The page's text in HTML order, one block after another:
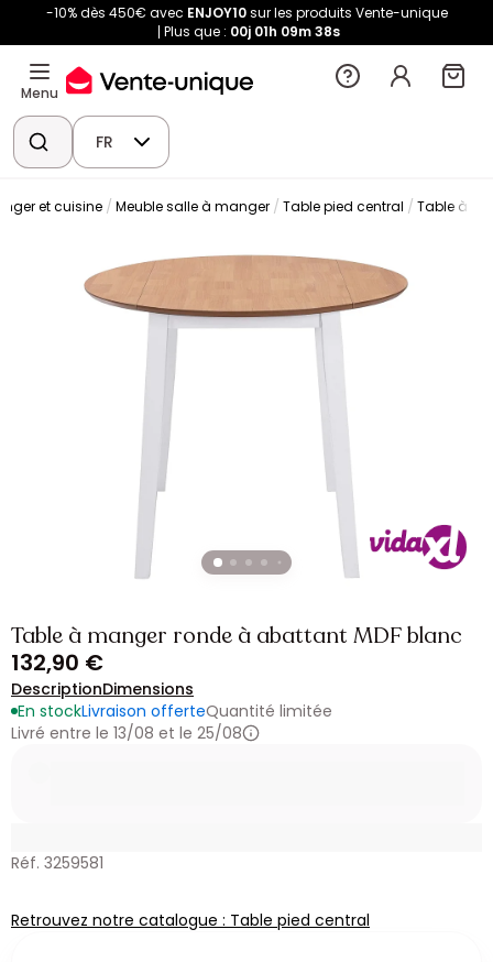
-10% dès 450€ avec ENJOY10sur les produits Vente-unique
Plus que : 00j 01h 09m 37s
Menu
FR
et cuisine Meuble salle à manger Table pied central Table à
Table à manger ronde à abattant MDF blanc
132,90 €
DescriptionDimensions
En stockLivraison offerteQuantité limitée
Livré entre le 13/08 et le 25/08
Réf. 3259581
Retrouvez notre catalogue : Table pied central